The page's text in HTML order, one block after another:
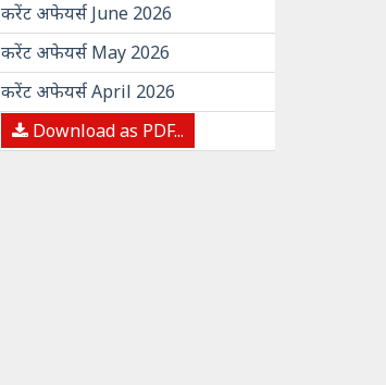
करेंट अफेयर्स June 2026
करेंट अफेयर्स May 2026
करेंट अफेयर्स April 2026
Download as PDF...